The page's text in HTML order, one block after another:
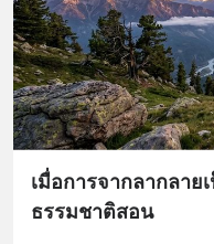
เมื่อการจากลากลาย
ธรรมชาติสอน